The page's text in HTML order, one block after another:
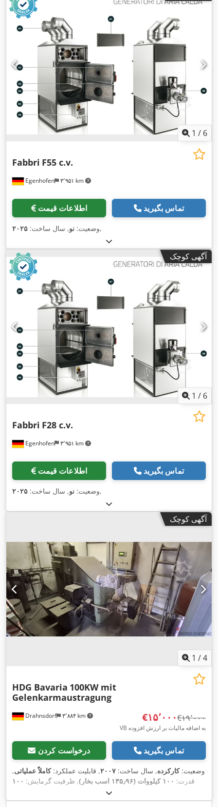
1 / 6
Egenhofen ۳٬۹۵۱ km
Fabbri F55 c.v.
اطلاعات قیمت تماس بگیرید
وضعیت: نو, سال ساخت: ۲۰۲۵ ,
آگهی کوچک
1 / 6
Egenhofen ۳٬۹۵۱ km
Fabbri F28 c.v.
اطلاعات قیمت تماس بگیرید
وضعیت: نو, سال ساخت: ۲۰۲۵ ,
آگهی کوچک
1 /4
Drahnsdorf ۳٬۸۸۴ km
HDG Bavaria 100KW mit
Gelenkarmaustragung
‎€۱۵٬۰۰۰ ‎€۱۹٬۰۰۰
VB به اضافه مالیات بر ارزش افزوده
درخواست کردن تماس بگیرید
وضعیت:کارکرده, سال ساخت: ۲۰۰۷, قابلیت عملکرد:کاملاً عملیاتی,
قدرت: ۱۰۰ کیلووات (۱۳۵٫۹۶ اسب بخار) , ظرفیت گرمایش: ۱۰۰
, توان حرارتی نامی:
(۱۳۵٫۹۶ اسب بخار)
, توان اسمی:۱۰۰ کیلووات (۱۳۵٫۹۶ اسب بخار)
,